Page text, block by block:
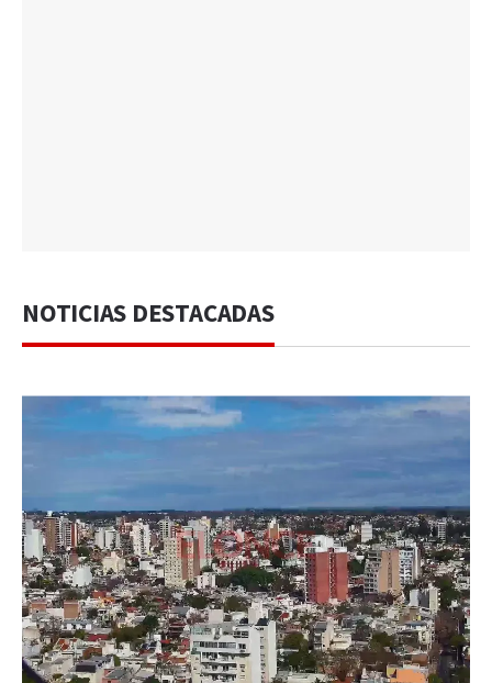
NOTICIAS DESTACADAS